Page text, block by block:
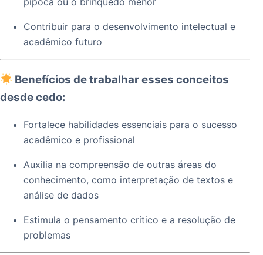
Contribuir para o desenvolvimento intelectual e
acadêmico futuro
Benefícios de trabalhar esses conceitos
desde cedo:
Fortalece habilidades essenciais para o sucesso
acadêmico e profissional
Auxilia na compreensão de outras áreas do
conhecimento, como interpretação de textos e
análise de dados
Estimula o pensamento crítico e a resolução de
problemas